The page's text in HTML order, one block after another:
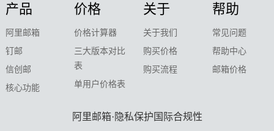
产品
阿里邮箱
钉邮
信创邮
核心功能
价格
价格计算器
三大版本对比
表
单用户价格表
关于
关于我们
购买价格
购买流程
帮助
常见问题
帮助中心
邮箱价格
阿里邮箱·隐私保护国际合规性